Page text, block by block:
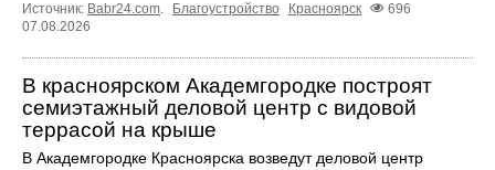
Источник: Babr24.com. Благоустройство Красноярск
696
07.08.2026
В красноярском Академгородке построят
семиэтажный деловой центр с видовой
террасой на крыше
В Академгородке Красноярска возведут деловой центр